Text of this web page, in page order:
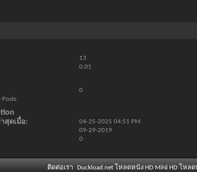
13
0.01
0
Posts
สุดเมื่อ 04-25-202504:51 PM
09-29-2019
0
ติดต่อเรา Duckload.net โหลดหนัง HD MiNi HD โห